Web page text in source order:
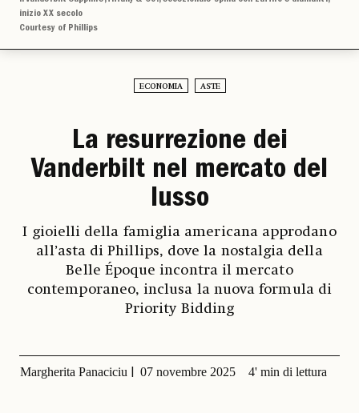
inizio XX secolo
Courtesy of Phillips
ECONOMIA ASTE
La resurrezione dei
Vanderbilt nel mercato del
lusso
I gioielli della famiglia americana approdano
all’asta di Phillips, dove la nostalgia della
Belle Époque incontra il mercato
contemporaneo, inclusa la nuova formula di
Priority Bidding
Margherita Panaciciu 07 novembre 2025 4' min di lettura